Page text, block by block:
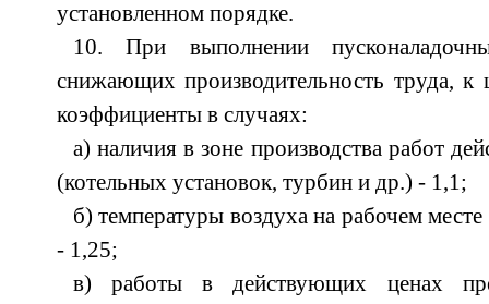
установленном порядке.
10. При выполнении
снижающих производительность труда, к
коэффициенты в случаях:
а) наличия в зоне производства работ
(котельных установок, турбин и др.) - 1,1;
б) температуры воздуха на рабочем
- 1,25;
в) работы в действующих ценах